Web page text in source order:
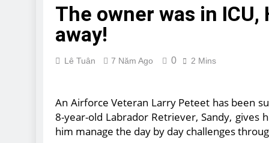
Bulldog Anal
7 Năm Ago
The owner was in
away!
Lê Tuân 7 Năm Ago 0 2 Mins
An Airforce Veteran Larry Peteet has been
8-year-old Labrador Retriever, Sandy,
him manage the day by day challenges